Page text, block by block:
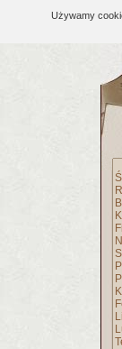
Używamy